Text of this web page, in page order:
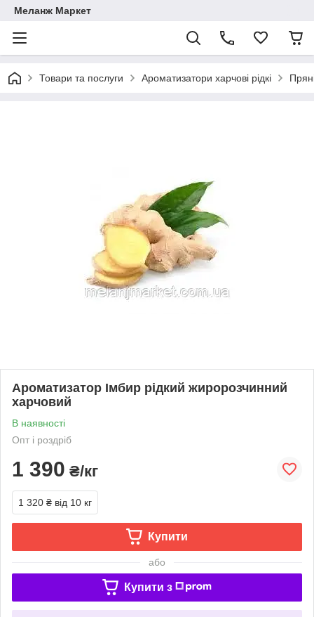
Меланж Маркет
Товари та послуги Ароматизатори харчові рідкі
Ароматизатор Імбир рідкий жиророзчинний
харчовий
В наявності
Опт і роздріб
1 390 ₴/кг
1 320 ₴ від 10 кг
Купити
або
Купити з